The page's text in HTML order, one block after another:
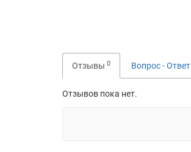
Отзывы 0 Вопрос - Ответ
Отзывов пока нет.